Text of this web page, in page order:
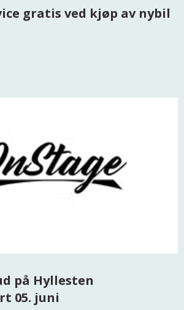
gratis ved kjøp av nybil
på Hyllesten
05. juni